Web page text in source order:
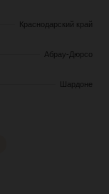
Краснодарский край
Абрау-Дюрсо
Шардоне